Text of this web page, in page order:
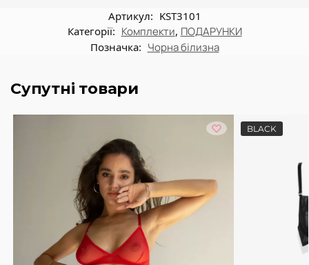
Артикул: KST3101
Категорії: Комплекти, ПОДАРУНКИ
Позначка: Чорна білизна
Супутні товари
BLACK